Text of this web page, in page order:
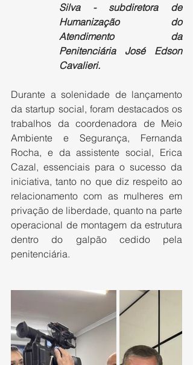
Silva - subdiretora de
Humanização do
Atendimento da
Penitenciária José Edson
Cavalieri.
Durante a solenidade de lançamento
da startup social, foram destacados os
trabalhos da coordenadora de Meio
Ambiente e Segurança, Fernanda
Rocha, e da assistente social, Erica
Cazal, essenciais para o sucesso da
iniciativa, tanto no que diz respeito ao
relacionamento com as mulheres em
privação de liberdade, quanto na parte
operacional de montagem da estrutura
dentro do galpão cedido pela
penitenciária.